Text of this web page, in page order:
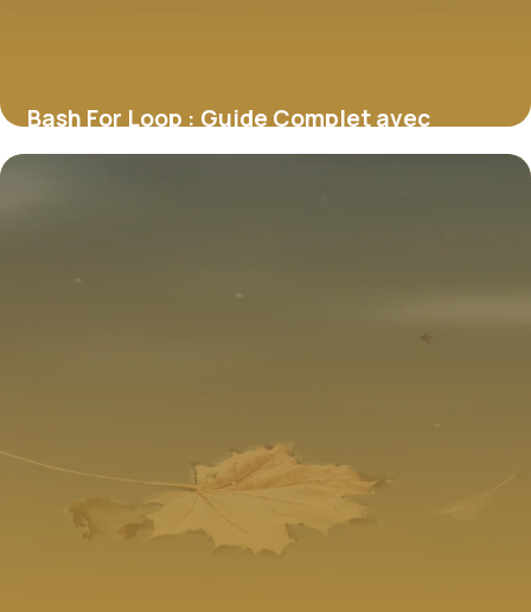
Bash For Loop : Guide Complet avec
Exemples